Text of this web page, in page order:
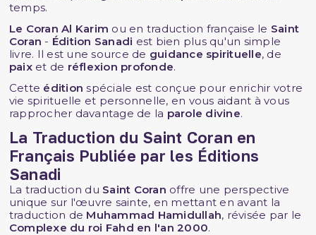
temps.
Le Coran Al Karim ou en traduction française le Saint
Coran - Édition Sanadi est bien plus qu'un simple
livre. Il est une source de guidance spirituelle, de
paix et de réflexion profonde.
Cette éditionspéciale est conçue pour enrichir votre
vie spirituelle et personnelle, en vous aidant à vous
rapprocher davantage de la parole divine.
La Traduction du Saint Coran en
Français Publiée par les Éditions
Sanadi
La traduction du Saint Coran offre une perspective
unique sur l'œuvre sainte, en mettant en avant la
traduction de Muhammad Hamidullah, révisée par le
Complexe du roi Fahd en l'an 2000.